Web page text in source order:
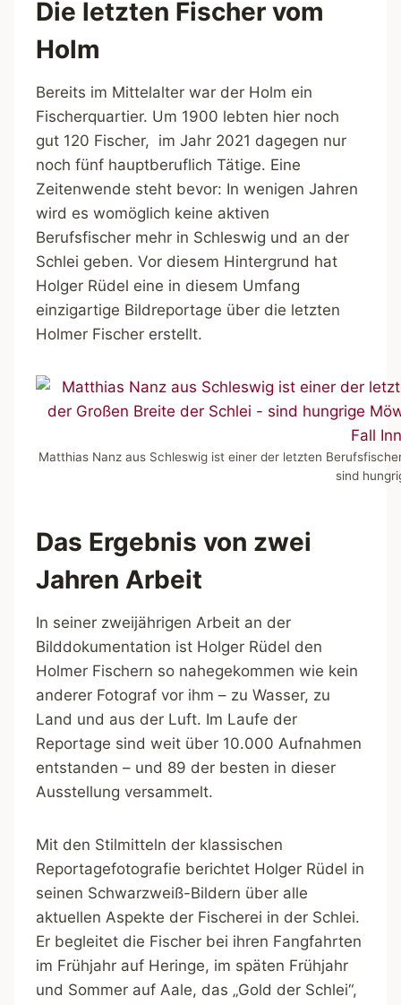
Die letzten Fischer vom
Holm
Bereits im Mittelalter war der Holm ein
Fischerquartier. Um 1900 lebten hier noch
gut 120 Fischer, im Jahr 2021 dagegen nur
noch fünf hauptberuflich Tätige. Eine
Zeitenwende steht bevor: In wenigen Jahren
wird es womöglich keine aktiven
Berufsfischer mehr in Schleswig und an der
Schlei geben. Vor diesem Hintergrund hat
Holger Rüdel eine in diesem Umfang
einzigartige Bildreportage über die letzten
Holmer Fischer erstellt.
Matthias Nanz aus Schleswig ist einer der letzten
sind
Das Ergebnis von zwei
Jahren Arbeit
In seiner zweijährigen Arbeit an der
Bilddokumentation ist Holger Rüdel den
Holmer Fischern so nahegekommen wie kein
anderer Fotograf vor ihm – zu Wasser, zu
Land und aus der Luft. Im Laufe der
Reportage sind weit über 10.000 Aufnahmen
entstanden – und 89 der besten in dieser
Ausstellung versammelt.
Mit den Stilmitteln der klassischen
Reportagefotografie berichtet Holger Rüdel in
seinen Schwarzweiß-Bildern über alle
aktuellen Aspekte der Fischerei in der Schlei.
Er begleitet die Fischer bei ihren Fangfahrten
im Frühjahr auf Heringe, im späten Frühjahr
und Sommer auf Aale, das „Gold der Schlei“,